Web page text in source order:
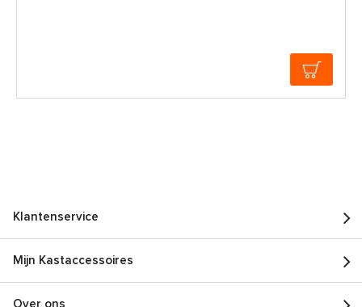
Klantenservice
Mijn Kastaccessoires
Over ons